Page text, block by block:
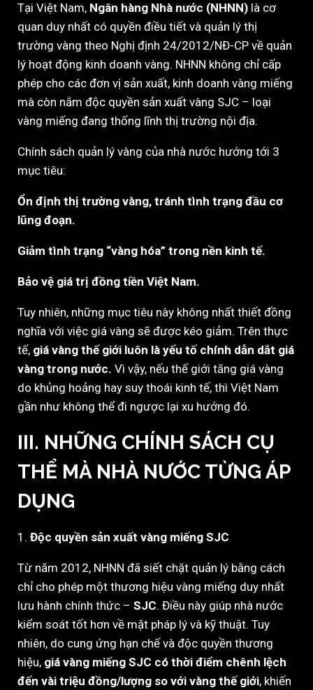
Tại Việt Nam, Ngân hàng Nhà nước (NHNN) là cơ
quan duy nhất có quyền điều tiết và quản lý thị
trường vàng theo Nghị định 24/2012/NĐ-CP về quản
lý hoạt động kinh doanh vàng. NHNN không chỉ cấp
phép cho các đơn vị sản xuất, kinh doanh vàng miếng
mà còn nắm độc quyền sản xuất vàng SJC – loại
vàng miếng đang thống lĩnh thị trường nội địa.
Chính sách quản lý vàng của nhà nước hướng tới 3
mục tiêu:
Ổn định thị trường vàng, tránh tình trạng đầu cơ
lũng đoạn.
Giảm tình trạng “vàng hóa” trong nền kinh tế.
Bảo vệ giá trị đồng tiền Việt Nam.
Tuy nhiên, những mục tiêu này không nhất thiết đồng
nghĩa với việc giá vàng sẽ được kéo giảm. Trên thực
tế, giá vàng thế giới luôn là yếu tố chính dẫn dắt giá
vàng trong nước. Vì vậy, nếu thế giới tăng giá vàng
do khủng hoảng hay suy thoái kinh tế, thì Việt Nam
gần như không thể đi ngược lại xu hướng đó.
III. NHỮNG CHÍNH SÁCH CỤ
THỂ MÀ NHÀ NƯỚC TỪNG ÁP
DỤNG
1. Độc quyền sản xuất vàng miếng SJC
Từ năm 2012, NHNN đã siết chặt quản lý bằng cách
chỉ cho phép một thương hiệu vàng miếng duy nhất
lưu hành chính thức – SJC. Điều này giúp nhà nước
kiểm soát tốt hơn về mặt pháp lý và kỹ thuật. Tuy
nhiên, do cung ứng hạn chế và độc quyền thương
hiệu, giá vàng miếng SJC có thời điểm chênh lệch
đến vài triệu đồng/lượng so với vàng thế giới, khiến